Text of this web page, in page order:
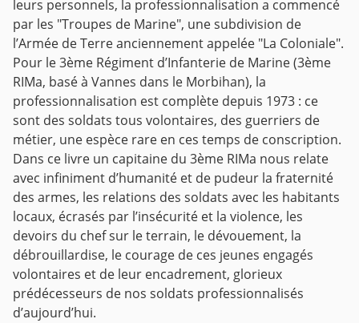
leurs personnels, la professionnalisation a commencé
par les "Troupes de Marine", une subdivision de
l’Armée de Terre anciennement appelée "La Coloniale".
Pour le 3ème Régiment d’Infanterie de Marine (3ème
RIMa, basé à Vannes dans le Morbihan), la
professionnalisation est complète depuis 1973 : ce
sont des soldats tous volontaires, des guerriers de
métier, une espèce rare en ces temps de conscription.
Dans ce livre un capitaine du 3ème RIMa nous relate
avec infiniment d’humanité et de pudeur la fraternité
des armes, les relations des soldats avec les habitants
locaux, écrasés par l’insécurité et la violence, les
devoirs du chef sur le terrain, le dévouement, la
débrouillardise, le courage de ces jeunes engagés
volontaires et de leur encadrement, glorieux
prédécesseurs de nos soldats professionnalisés
d’aujourd’hui.